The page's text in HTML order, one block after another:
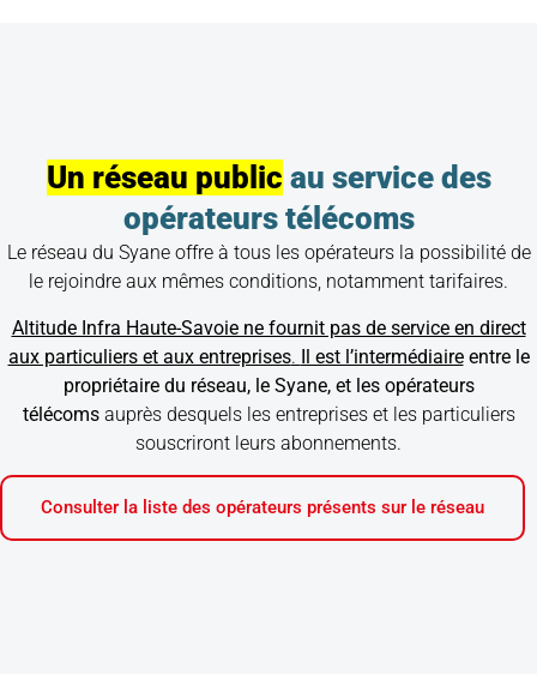
Un réseau public au service des
opérateurs télécoms
Le réseau du Syane offre à tous les opérateurs la possibilité de
le rejoindre aux mêmes conditions, notamment tarifaires.
Altitude Infra Haute-Savoie ne fournit pas de service en direct
aux particuliers et aux entreprises. Il est l’intermédiaireentre le
propriétaire du réseau, le Syane, et les opérateurs
télécomsauprès desquels les entreprises et les particuliers
souscriront leurs abonnements.
Consulter la liste des opérateurs présents sur le réseau